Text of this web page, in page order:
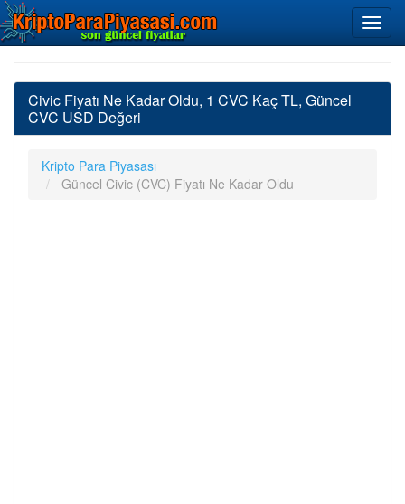
Civic Fiyatı Ne Kadar Oldu, 1 CVC Kaç TL, Güncel
CVC USD Değeri
Kripto Para Piyasası
Güncel Civic (CVC) Fiyatı Ne Kadar Oldu